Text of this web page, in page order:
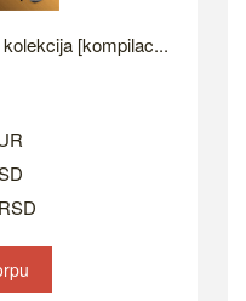
[kompilac...
RSD